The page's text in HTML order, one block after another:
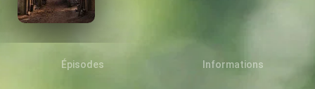
Épisodes Informations